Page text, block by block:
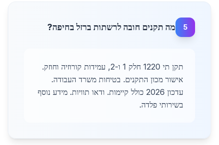
5 מה תקנים חובה לרשתות ברזל בחיפה?
תקן תי 1220 חלק 1 ו-2, עמידות קורוזיה וחוזק.
אישור מכון התקנים. בטיחות משרד העבודה.
עדכון 2026 כולל קיימות. ודאו תוויות. מידע נוסף
בשירותי פלדה.